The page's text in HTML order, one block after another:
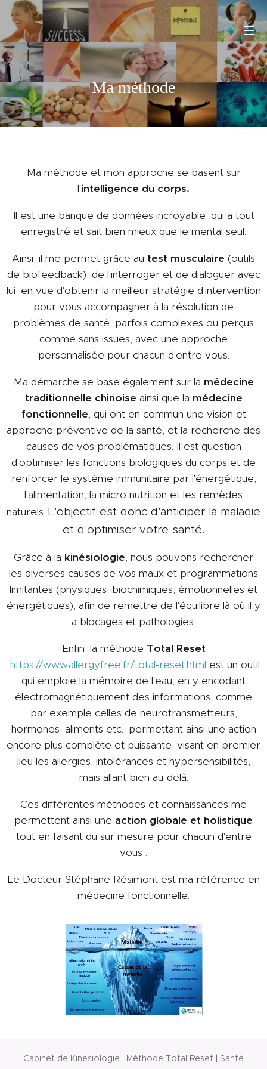
Ma méthode
Ma méthode et mon approche se basent sur
l'intelligence du corps.
Il est une banque de données incroyable, qui a tout
enregistré et sait bien mieux que le mental seul.
Ainsi, il me permet grâce au test musculaire (outils
de biofeedback), de l'interroger et de dialoguer avec
lui, en vue d'obtenir la meilleur stratégie d'intervention
pour vous accompagner à la résolution de
problèmes de santé, parfois complexes ou perçus
comme sans issues, avec une approche
personnalisée pour chacun d'entre vous.
Ma démarche se base également sur la médecine
traditionnelle chinoise ainsi que la médecine
fonctionnelle, qui ont en commun une vision et
approche préventive de la santé, et la recherche des
causes de vos problématiques. Il est question
d'optimiser les fonctions biologiques du corps et de
renforcer le système immunitaire par l'énergétique,
l'alimentation, la micro nutrition et les remèdes
naturels. L'objectif est donc d'anticiper la maladie
et d'optimiser votre santé.
Grâce à la kinésiologie, nous pouvons rechercher
les diverses causes de vos maux et programmations
limitantes (physiques, biochimiques, émotionnelles et
énergétiques), afin de remettre de l'équilibre là où il y
a blocages et pathologies.
Enfin, la méthode Total Reset
https://www.allergyfree.fr/total-reset.html est un outil
qui emploie la mémoire de l'eau, en y encodant
électromagnétiquement des informations, comme
par exemple celles de neurotransmetteurs,
hormones, aliments etc., permettant ainsi une action
encore plus complète et puissante, visant en premier
lieu les allergies, intolérances et hypersensibilités,
mais allant bien au-delà.
Ces différentes méthodes et connaissances me
permettent ainsi une action globale et holistique
tout en faisant du sur mesure pour chacun d'entre
vous .
Le Docteur Stéphane Résimont est ma référence en
médecine fonctionnelle.
Cabinet de Kinésiologie | Méthode Total Reset | Santé